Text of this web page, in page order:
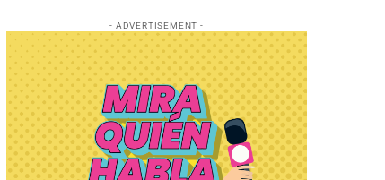
- ADVERTISEMENT -